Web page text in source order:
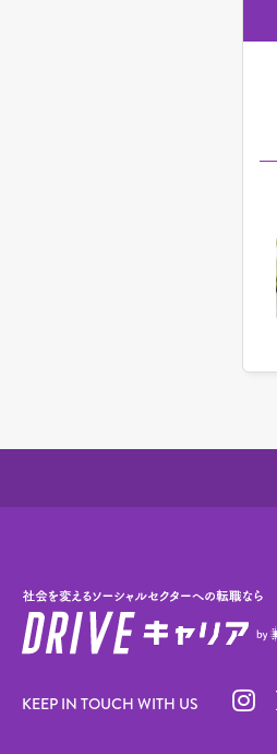
KEEP IN TOUCH WITH US